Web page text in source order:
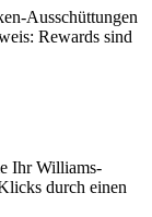
Ausschüttungen
Rewards sind
Ihr Williams-
durch einen